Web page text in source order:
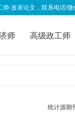
-发表论文，联系电话
师 高级政工师
统计源期